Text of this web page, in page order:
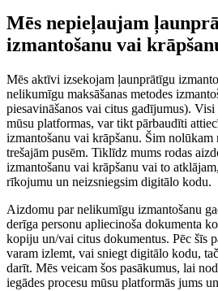
Mēs nepieļaujam
izmantošanu vai
Mēs aktīvi izsekojam ļaunprātīgu
nelikumīgu maksāšanas metodes
piesavināšanos vai citus gadījumus).
mūsu platformas, var tikt pārbaudīti
izmantošanu vai krāpšanu. Šim nolūkam
trešajām pusēm. Tiklīdz mums rodas
izmantošanu vai krāpšanu vai to
rīkojumu un neizsniegsim digitālo kodu.
Aizdomu par nelikumīgu izmantošanu
derīga personu apliecinoša dokumenta
kopiju un/vai citus dokumentus. Pēc šīs
varam izlemt, vai sniegt digitālo kodu,
darīt. Mēs veicam šos pasākumus, lai
iegādes procesu mūsu platformās jums